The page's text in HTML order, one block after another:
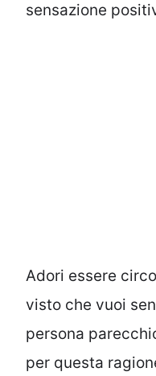
sensazione
Adori essere
visto che vuoi
persona
per questa